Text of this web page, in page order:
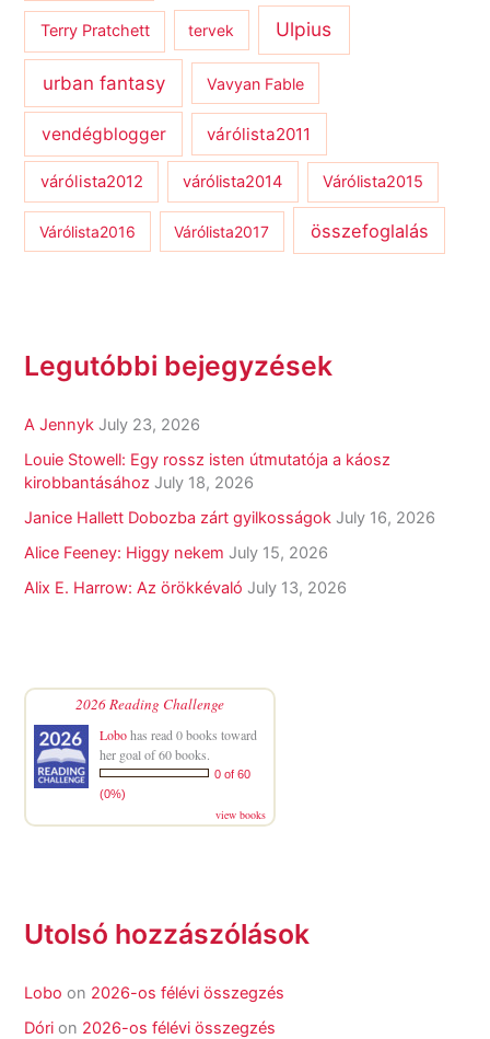
Terry Pratchett tervek Ulpius
urban fantasy Vavyan Fable
vendégblogger várólista2011
várólista2012 várólista2014 Várólista2015
Várólista2016 Várólista2017 összefoglalás
Legutóbbi bejegyzések
A Jennyk July 23, 2026
Louie Stowell: Egy ​rossz isten útmutatója a káosz
kirobbantásához July 18, 2026
Janice Hallett Dobozba zárt gyilkosságok July 16, 2026
Alice Feeney: Higgy nekem July 15, 2026
Alix E. Harrow: Az örökkévaló July 13, 2026
2026 Reading Challenge
Lobohas read 0 books toward
her goal of 60 books.
0 of 60
(0%)
view books
Utolsó hozzászólások
Lobo on 2026-os félévi összegzés
Dóri on 2026-os félévi összegzés